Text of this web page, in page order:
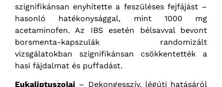
szignifikánsan enyhítette a feszüléses fejfájást –
hasonló hatékonysággal, mint 1000 mg
acetaminofen. Az IBS esetén bélsavval bevont
borsmenta-kapszulák randomizált
vizsgálatokban szignifikánsan csökkentették a
hasi fájdalmat és puffadást.
Eukaliptuszolaj – Dekongesszív, légúti hatásáról